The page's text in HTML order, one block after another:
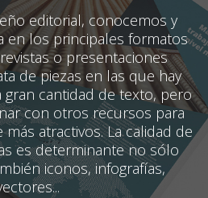
editorial, conocemos y
en los principales formatos
o presentaciones
de piezas en las que hay
gran cantidad de texto, pero
con otros recursos para
atractivos. La calidad de
es determinante no sólo
iconos, infografías,